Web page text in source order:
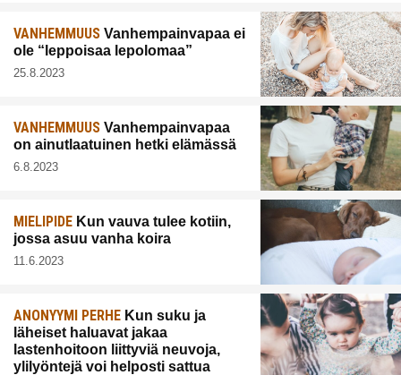
VANHEMMUUS Vanhempainvapaa ei
ole “leppoisaa lepolomaa”
25.8.2023
VANHEMMUUS Vanhempainvapaa
on ainutlaatuinen hetki elämässä
6.8.2023
MIELIPIDE Kun vauva tulee kotiin,
jossa asuu vanha koira
11.6.2023
ANONYYMI PERHE Kun suku ja
läheiset haluavat jakaa
lastenhoitoon liittyviä neuvoja,
ylilyöntejä voi helposti sattua